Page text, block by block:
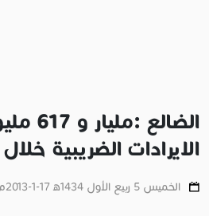
الايرادات الضريبية خلال 2012م
الخميس 5 ربيع الأول 1434ﻫ 17-1-2013م